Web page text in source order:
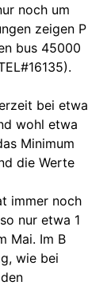
noch um
zeigen P
bus 45000
bei etwa
wohl etwa
Minimum
die Werte
immer noch
nur etwa 1
Mai. Im B
wie bei